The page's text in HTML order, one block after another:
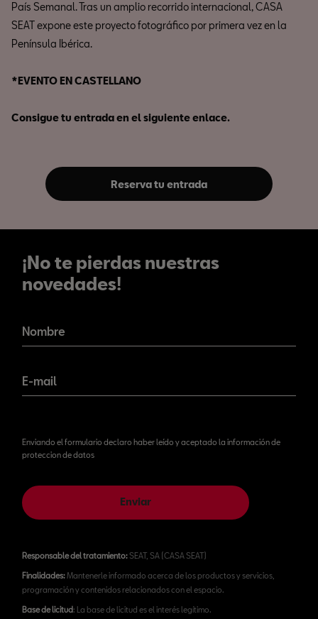
País Semanal. Tras un amplio recorrido internacional, CASA
SEAT expone este proyecto fotográfico por primera vez en la
Península Ibérica.
*EVENTO EN CASTELLANO
Consigue tu entrada en el siguiente enlace.
Reserva tu entrada
¡No te pierdas nuestras
novedades!
novedades!
Nombre
E-mail
Enviando el formulario declaro haber leído y aceptado la información de
proteccion de datos
Enviar
Responsable del tratamiento:SEAT, SA (CASA SEAT)
Finalidades:Mantenerle informado acerca de los productos y servicios,
programación y contenidos relacionados con el espacio.
Base de licitud: La base de licitud es el interés legítimo.